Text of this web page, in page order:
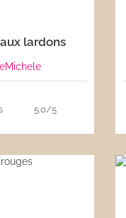
lardons
5.0/5